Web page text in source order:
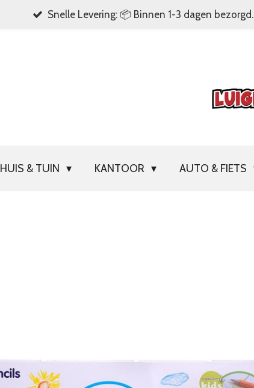
Snelle Levering: 📦 Binnen 1-3 dagen bezorgd.
HUIS & TUIN KANTOOR AUTO & FIETS